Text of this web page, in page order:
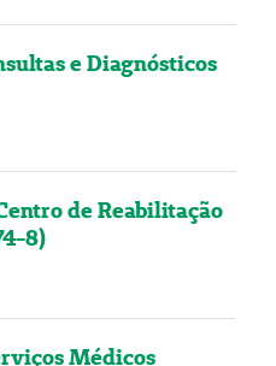
e Diagnósticos
de Reabilitação
8)
Médicos